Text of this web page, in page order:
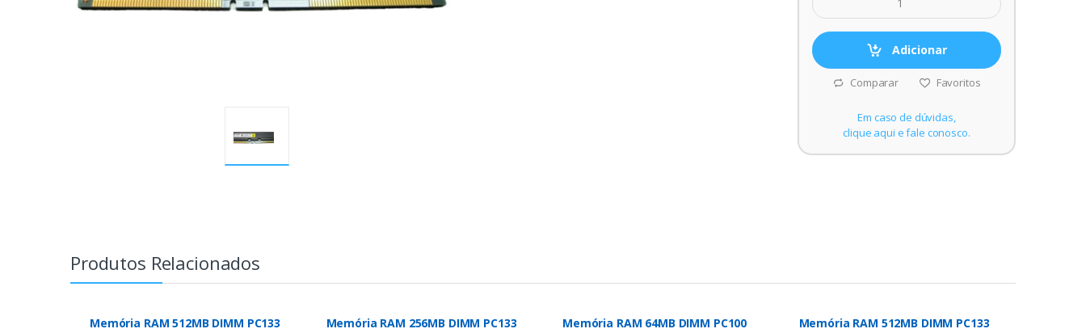
Adicionar
Comparar Favoritos
Em caso de dúvidas,
clique aqui e fale conosco.
Produtos Relacionados
Memória RAM 512MB DIMM PC133 Memória RAM 256MB DIMM PC133 Memória RAM 64MB DIMM PC100 Memória RAM 512MB DIMM PC133